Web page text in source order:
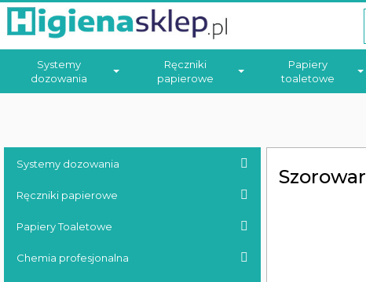
Systemy
dozowania
Ręczniki
papierowe
Papiery
toaletowe
Systemy dozowania
Ręczniki papierowe
Papiery Toaletowe
Chemia profesjonalna